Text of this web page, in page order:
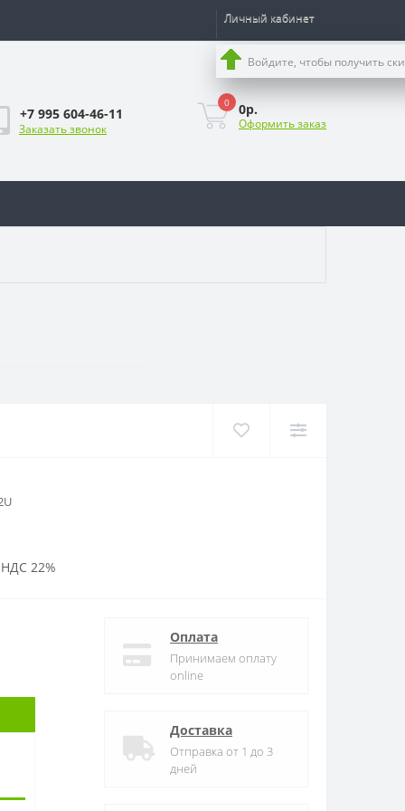
Личный кабинет
Войдите, чтобы получить
+7 995 604-46-11
Заказать звонок
0 0р.
Оформить заказ
22%
Оплата
Принимаем оплату
online
Доставка
Отправка от 1 до 3
дней